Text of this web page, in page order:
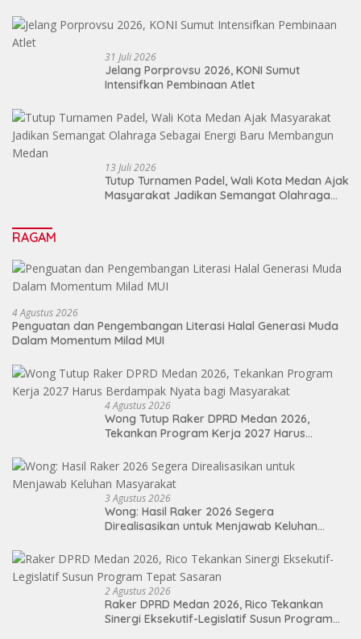
31 Juli 2026
Jelang Porprovsu 2026, KONI Sumut
Intensifkan Pembinaan Atlet
13 Juli 2026
Tutup Turnamen Padel, Wali Kota Medan Ajak
Masyarakat Jadikan Semangat Olahraga
RAGAM
4 Agustus 2026
Penguatan dan Pengembangan Literasi Halal Generasi Muda
Dalam Momentum Milad MUI
4 Agustus 2026
Wong Tutup Raker DPRD Medan 2026,
Tekankan Program Kerja 2027 Harus
3 Agustus 2026
Wong: Hasil Raker 2026 Segera
Direalisasikan untuk Menjawab Keluhan
2 Agustus 2026
Raker DPRD Medan 2026, Rico Tekankan
Sinergi Eksekutif-Legislatif Susun Program